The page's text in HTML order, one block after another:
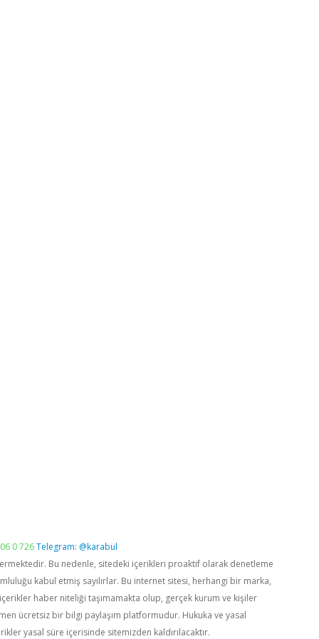
0 726Telegram: @karabul
Bu nedenle, sitedeki içerikleri proaktif olarak denetleme
kabul etmiş sayılırlar. Bu internet sitesi, herhangi bir marka,
haber niteliği taşımamakta olup, gerçek kurum ve kişiler
ücretsiz bir bilgi paylaşım platformudur. Hukuka ve yasal
yasal süre içerisinde sitemizden kaldırılacaktır.